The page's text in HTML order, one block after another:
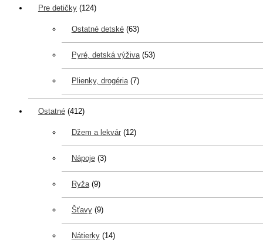
Pre detičky (124)
Ostatné detské (63)
Pyré, detská výživa (53)
Plienky, drogéria (7)
Ostatné (412)
Džem a lekvár (12)
Nápoje (3)
Ryža (9)
Šťavy (9)
Nátierky (14)